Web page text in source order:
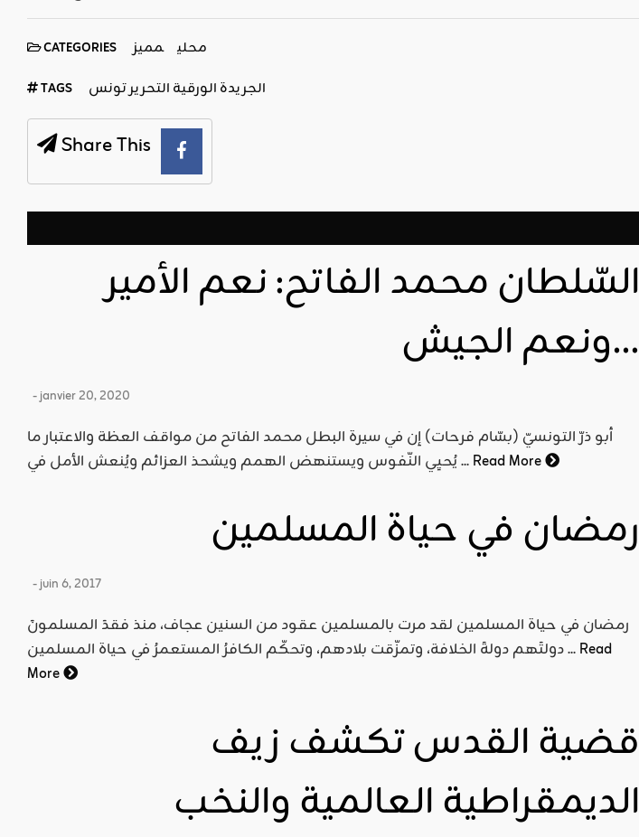
CATEGORIES محلي مميز
TAGS الجريدة الورقية التحرير تونس
Share This
السّلطان محمد الفاتح: نعم الأمير
ونعم الجيش…
- janvier 20, 2020
أبو ذرّ التونسيّ (بسّام فرحات) إن في سيرة البطل محمد الفاتح من مواقف العظة والاعتبار ما
يُحيِي النّفوس ويستنهض الهمم ويشحذ العزائم ويُنعش الأمل في ...Read More
رمضان في حياة المسلمين
- juin 6, 2017
رمضان في حياة المسلمين لقد مرت بالمسلمين عقود من السنين عجاف، منذ فقدَ المسلمونَ
دولتَهم دولةَ الخلافة، وتمزّقت بلادهم، وتحكّم الكافرُ المستعمرُ في حياة المسلمين ...Read
More
قضية القدس تكشف زيف
الديمقراطية العالمية والنخب